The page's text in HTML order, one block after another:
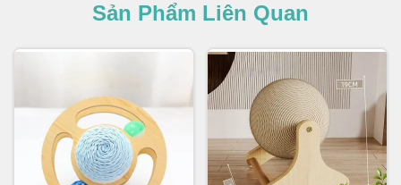
Sản Phẩm Liên Quan